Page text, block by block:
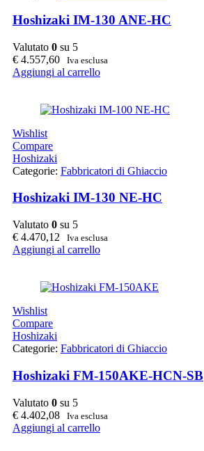
Hoshizaki IM-130 ANE-HC
Valutato 0 su 5
€ 4.557,60 Iva esclusa
Aggiungi al carrello
Wishlist
Compare
Hoshizaki
Categorie: Fabbricatori di Ghiaccio
Hoshizaki IM-130 NE-HC
Valutato 0 su 5
€ 4.470,12 Iva esclusa
Aggiungi al carrello
Wishlist
Compare
Hoshizaki
Categorie: Fabbricatori di Ghiaccio
Hoshizaki FM-150AKE-HCN-SB
Valutato 0 su 5
€ 4.402,08 Iva esclusa
Aggiungi al carrello